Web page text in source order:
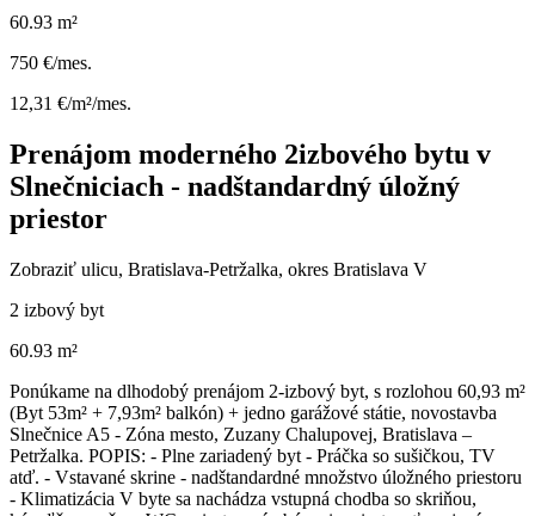
60.93 m²
750 €/mes.
12,31 €/m²/mes.
Prenájom moderného 2izbového bytu v
Slnečniciach - nadštandardný úložný
priestor
Zobraziť ulicu, Bratislava-Petržalka, okres Bratislava V
2 izbový byt
60.93 m²
Ponúkame na dlhodobý prenájom 2-izbový byt, s rozlohou 60,93 m²
(Byt 53m² + 7,93m² balkón) + jedno garážové státie, novostavba
Slnečnice A5 - Zóna mesto, Zuzany Chalupovej, Bratislava –
Petržalka. POPIS: - Plne zariadený byt - Práčka so sušičkou, TV
atď. - Vstavané skrine - nadštandardné množstvo úložného priestoru
- Klimatizácia V byte sa nachádza vstupná chodba so skriňou,